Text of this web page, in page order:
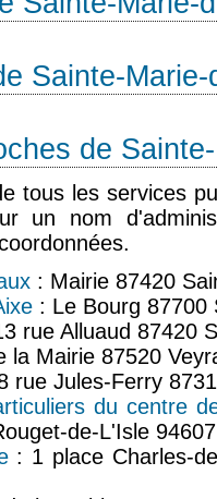
Sainte-Marie-
de
tous les services
un nom
: Mairie 87420
: Le Bourg 87700
rue Alluaud 87420
la Mairie 87520
rue Jules-Ferry
du centre
de-L'Isle
: 1 place Charles-